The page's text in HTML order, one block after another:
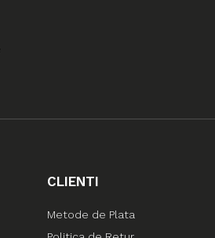
CLIENTI
Metode de Plata